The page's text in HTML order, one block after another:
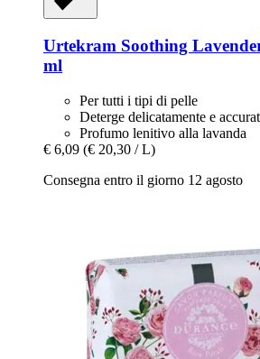
Urtekram Soothing
ml
Per tutti i tipi di pelle
Deterge delicatamente e
Profumo lenitivo alla lavanda
€ 6,09 (€ 20,30 / L)
Consegna entro il giorno 12 agosto